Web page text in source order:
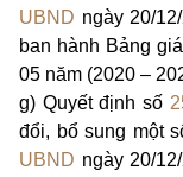
UBND ngày 20/
ban hành Bảng
05 năm (2020 –
g) Quyết định số
đổi, bổ sung một
UBND ngày 20/